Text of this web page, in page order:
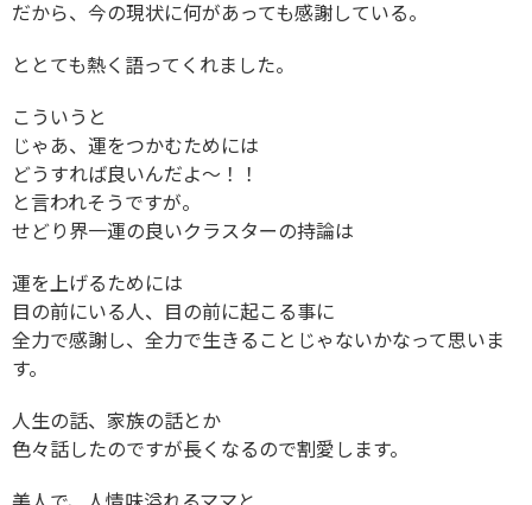
だから、今の現状に何があっても感謝している。
ととても熱く語ってくれました。
こういうと
じゃあ、運をつかむためには
どうすれば良いんだよ〜！！
と言われそうですが。
せどり界一運の良いクラスターの持論は
運を上げるためには
目の前にいる人、目の前に起こる事に
全力で感謝し、全力で生きることじゃないかなって思いま
す。
人生の話、家族の話とか
色々話したのですが長くなるので割愛します。